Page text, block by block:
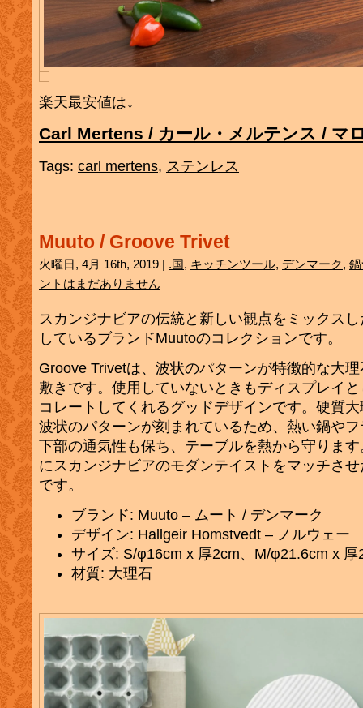
楽天最安値は↓
Carl Mertens / カール・メルテンス / マ
Tags: carl mertens, ステンレス
Muuto / Groove Trivet
火曜日, 4月 16th, 2019 | .国, キッチンツール, デンマーク,
ントはまだありません
スカンジナビアの伝統と新しい観点をミックス
しているブランドMuutoのコレクションです。
Groove Trivetは、波状のパターンが特徴的な大
敷きです。使用していないときもディスプレイ
コレートしてくれるグッドデザインです。硬質
波状のパターンが刻まれているため、熱い鍋や
下部の通気性も保ち、テーブルを熱から守りま
にスカンジナビアのモダンテイストをマッチさ
です。
ブランド: Muuto – ムート / デンマーク
デザイン: Hallgeir Homstvedt – ノルウェー
サイズ: S/φ16cm x 厚2cm、M/φ21.6cm x 厚
材質: 大理石